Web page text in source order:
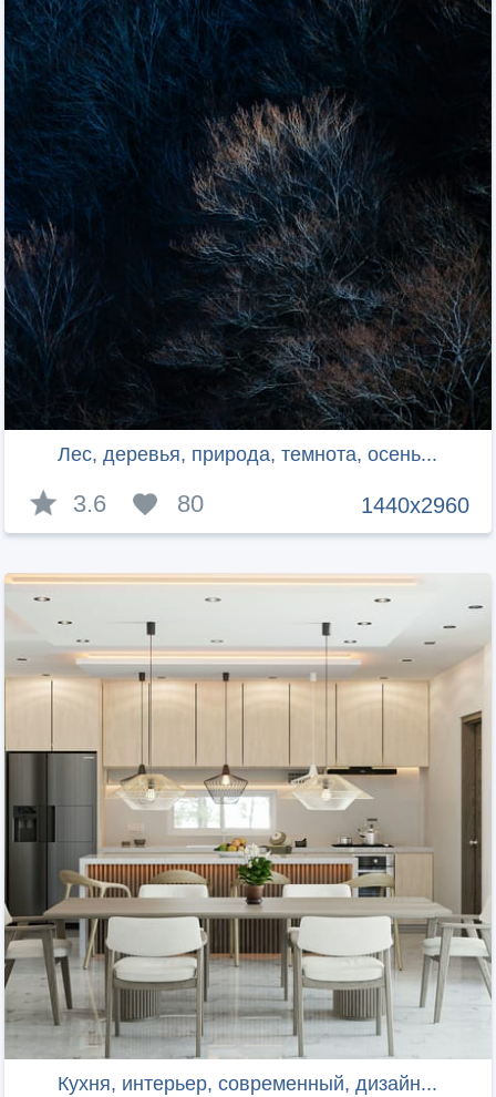
Лес, деревья, природа, темнота, осень...
1440x2960
3.6 80
Кухня, интерьер, современный, дизайн...